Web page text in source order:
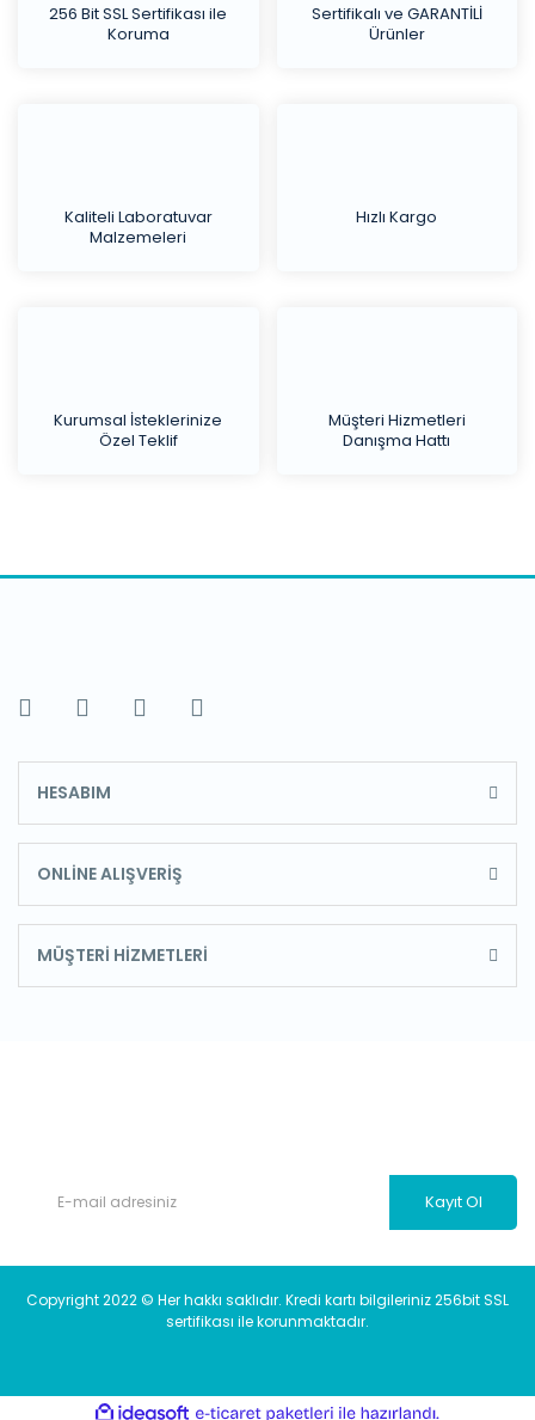
256 Bit SSL Sertifikası ile
Koruma
Sertifikalı ve GARANTİLİ
Ürünler
Kaliteli Laboratuvar
Malzemeleri
Hızlı Kargo
Kurumsal İsteklerinize
Özel Teklif
Müşteri Hizmetleri
Danışma Hattı
HESABIM
ONLİNE ALIŞVERİŞ
MÜŞTERİ HİZMETLERİ
Kayıt Ol
Copyright 2022 © Her hakkı saklıdır. Kredi kartı bilgileriniz 256bit SSL
sertifikası ile korunmaktadır.
ideasoft e-